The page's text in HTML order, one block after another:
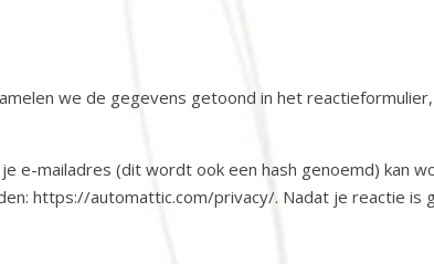
we de gegevens getoond in het
e-mailadres (dit wordt ook een hash genoemd) kan
https://automattic.com/privacy/. Nadat je reactie